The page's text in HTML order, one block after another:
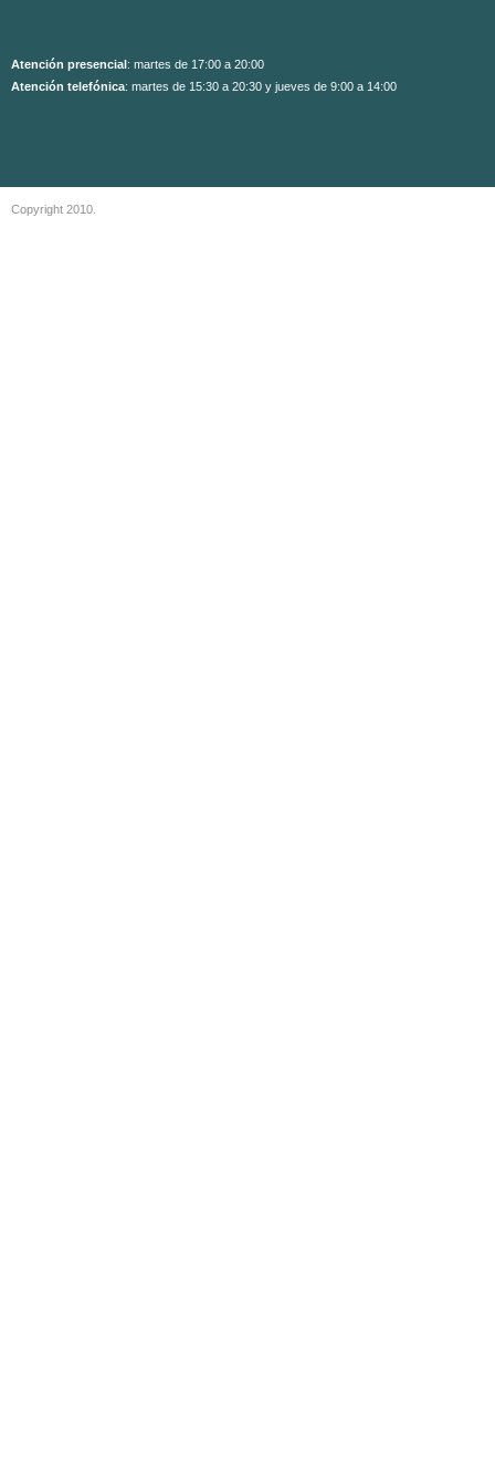
Atención presencial: martes de 17:00 a 20:00
Atención telefónica: martes de 15:30 a 20:30 y jueves de 9:00 a 14:00
Copyright 2010.